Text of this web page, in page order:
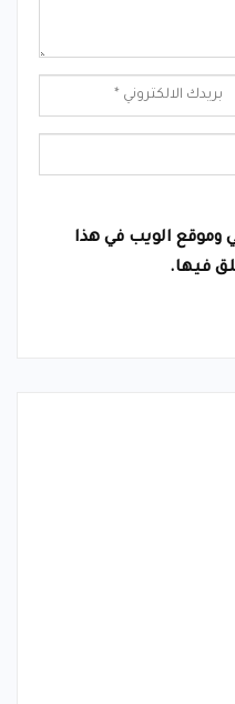
وموقع الويب في هذا
فيها.